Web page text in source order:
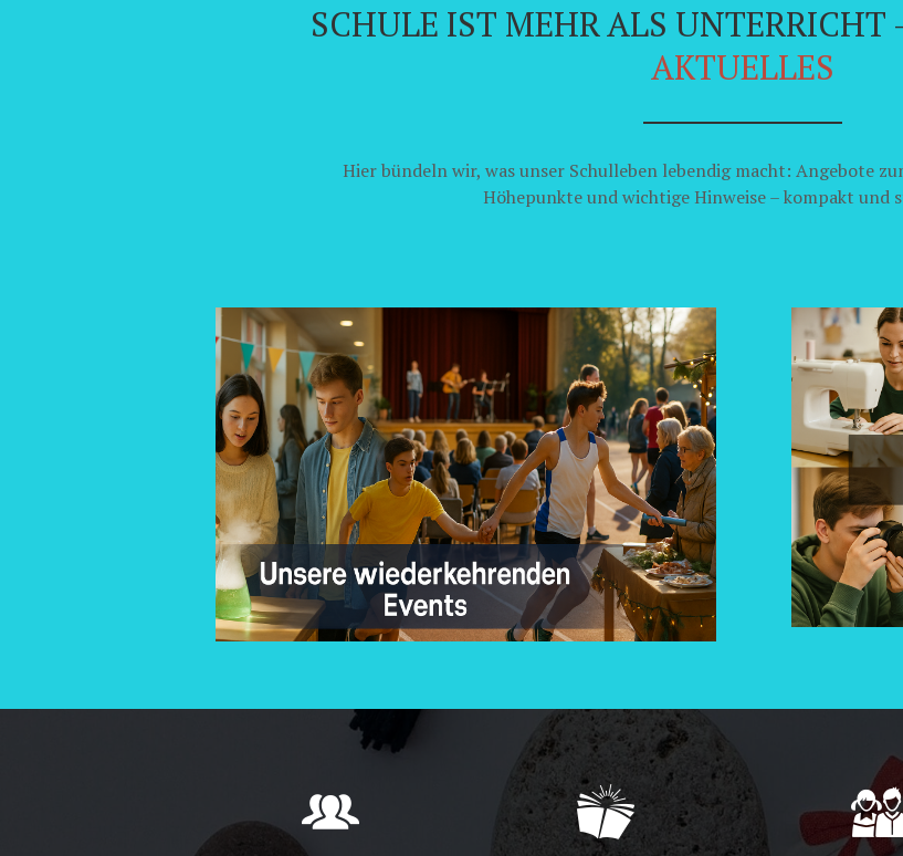
SCHULE IST MEHR ALS UNTERRICHT
AKTUELLES
Hier bündeln wir, was unser Schulleben lebendig macht: Angebote
Höhepunkte und wichtige Hinweise – kompakt und